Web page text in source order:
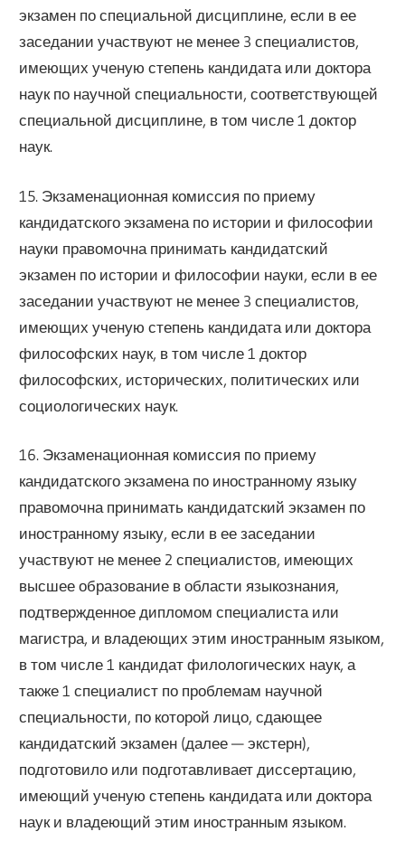
экзамен по специальной дисциплине, если в ее
заседании участвуют не менее 3 специалистов,
имеющих ученую степень кандидата или доктора
наук по научной специальности, соответствующей
специальной дисциплине, в том числе 1 доктор
наук.
15. Экзаменационная комиссия по приему
кандидатского экзамена по истории и философии
науки правомочна принимать кандидатский
экзамен по истории и философии науки, если в ее
заседании участвуют не менее 3 специалистов,
имеющих ученую степень кандидата или доктора
философских наук, в том числе 1 доктор
философских, исторических, политических или
социологических наук.
16. Экзаменационная комиссия по приему
кандидатского экзамена по иностранному языку
правомочна принимать кандидатский экзамен по
иностранному языку, если в ее заседании
участвуют не менее 2 специалистов, имеющих
высшее образование в области языкознания,
подтвержденное дипломом специалиста или
магистра, и владеющих этим иностранным языком,
в том числе 1 кандидат филологических наук, а
также 1 специалист по проблемам научной
специальности, по которой лицо, сдающее
кандидатский экзамен (далее — экстерн),
подготовило или подготавливает диссертацию,
имеющий ученую степень кандидата или доктора
наук и владеющий этим иностранным языком.